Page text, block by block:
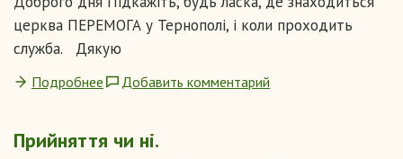
церква ПЕРЕМОГА у Тернополі, і коли проходить
служба. Дякую
Подробнее Добавить комментарий
Прийняття чи ні.